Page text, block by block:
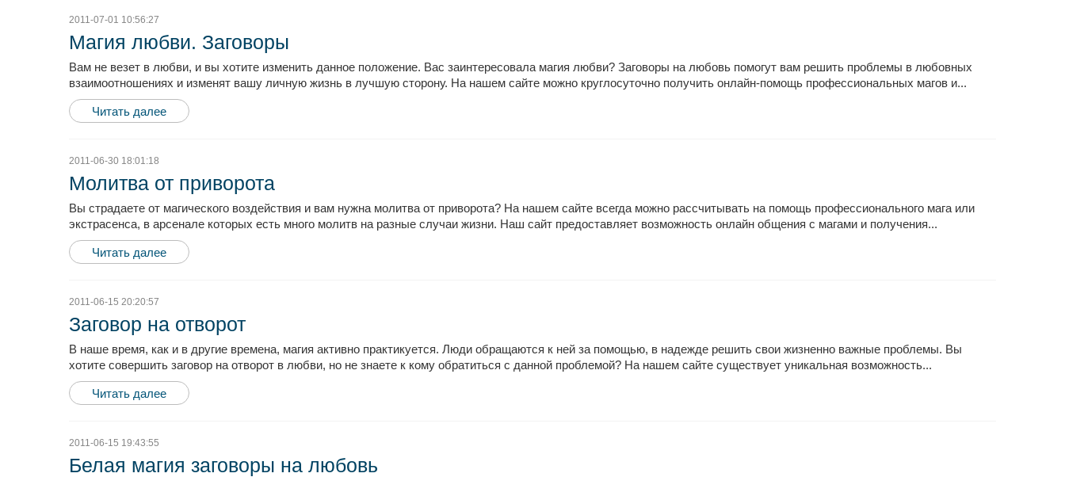
2011-07-01 10:56:27
Магия любви. Заговоры
Вам не везет в любви, и вы хотите изменить данное положение. Вас заинтересовала магия любви? Заговоры на любовь помогут вам решить проблемы в любовных
взаимоотношениях и изменят вашу личную жизнь в лучшую сторону. На нашем сайте можно круглосуточно получить онлайн-помощь профессиональных магов и...
Читать далее
2011-06-30 18:01:18
Молитва от приворота
Вы страдаете от магического воздействия и вам нужна молитва от приворота? На нашем сайте всегда можно рассчитывать на помощь профессионального мага или
экстрасенса, в арсенале которых есть много молитв на разные случаи жизни. Наш сайт предоставляет возможность онлайн общения с магами и получения...
Читать далее
2011-06-15 20:20:57
Заговор на отворот
В наше время, как и в другие времена, магия активно практикуется. Люди обращаются к ней за помощью, в надежде решить свои жизненно важные проблемы. Вы
хотите совершить заговор на отворот в любви, но не знаете к кому обратиться с данной проблемой? На нашем сайте существует уникальная возможность...
Читать далее
2011-06-15 19:43:55
Белая магия заговоры на любовь